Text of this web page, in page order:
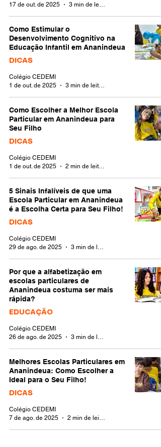
17 de out. de 2025
Como Estimular o
Desenvolvimento Cognitivo na
Educação Infantil em Ananindeua
DICAS
Colégio CEDEMI
1 de out. de 2025
Como Escolher a Melhor Escola
Particular em Ananindeua para
Seu Filho
DICAS
Colégio CEDEMI
1 de out. de 2025
5 Sinais Infalíveis de que uma
Escola Particular em Ananindeua
é a Escolha Certa para Seu Filho!
DICAS
Colégio CEDEMI
29 de ago. de 2025
Por que a alfabetização em
escolas particulares de
Ananindeua costuma ser mais
rápida?
EDUCAÇÃO
Colégio CEDEMI
26 de ago. de 2025
Melhores Escolas Particulares em
Ananindeua: Como Escolher a
Ideal para o Seu Filho!
DICAS
Colégio CEDEMI
7 de ago. de 2025